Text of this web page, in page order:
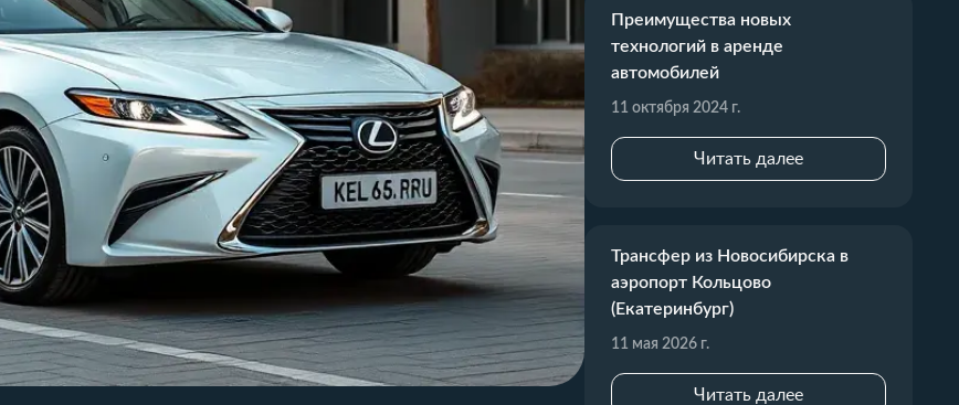
Преимущества новых
технологий в аренде
автомобилей
11 октября 2024 г.
Читать далее
Трансфер из Новосибирска в
аэропорт Кольцово
(Екатеринбург)
11 мая 2026 г.
Читать далее